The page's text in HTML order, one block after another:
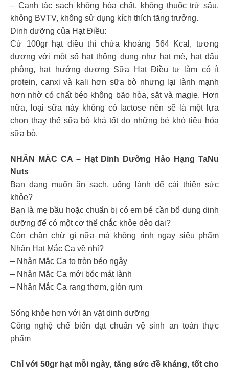
– Canh tác sạch không hóa chất, không thuốc trừ sâu,
không BVTV, không sử dụng kích thích tăng trưởng.
Dinh dưỡng của Hạt Điều:
Cứ 100gr hạt điều thì chứa khoảng 564 Kcal, tương
đương với một số hạt thông dụng như hạt mè, hạt đậu
phộng, hạt hướng dương Sữa Hạt Điều tự làm có ít
protein, canxi và kali hơn sữa bò nhưng lại lành mạnh
hơn nhờ có chất béo không bão hòa, sắt và magie. Hơn
nữa, loại sữa này không có lactose nên sẽ là một lựa
chọn thay thế sữa bò khá tốt do những bé khó tiêu hóa
sữa bò.
NHÂN MẮC CA – Hạt Dinh Dưỡng Hảo Hạng TaNu
Nuts
Bạn đang muốn ăn sạch, uống lành để cải thiện sức
khỏe?
Bạn là mẹ bầu hoặc chuẩn bị có em bé cần bổ dung dinh
dưỡng để có một cơ thể chắc khỏe dẻo dai?
Còn chần chừ gì nữa mà không rinh ngay siêu phẩm
Nhân Hạt Mắc Ca về nhỉ?
– Nhân Mắc Ca to tròn béo ngậy
– Nhân Mắc Ca mới bóc mát lành
– Nhân Mắc Ca rang thơm, giòn rụm
Sống khỏe hơn với ăn vặt dinh dưỡng
Công nghệ chế biến đạt chuẩn vệ sinh an toàn thực
phẩm
Chỉ với 50gr hạt mỗi ngày, tăng sức đề kháng, tốt cho